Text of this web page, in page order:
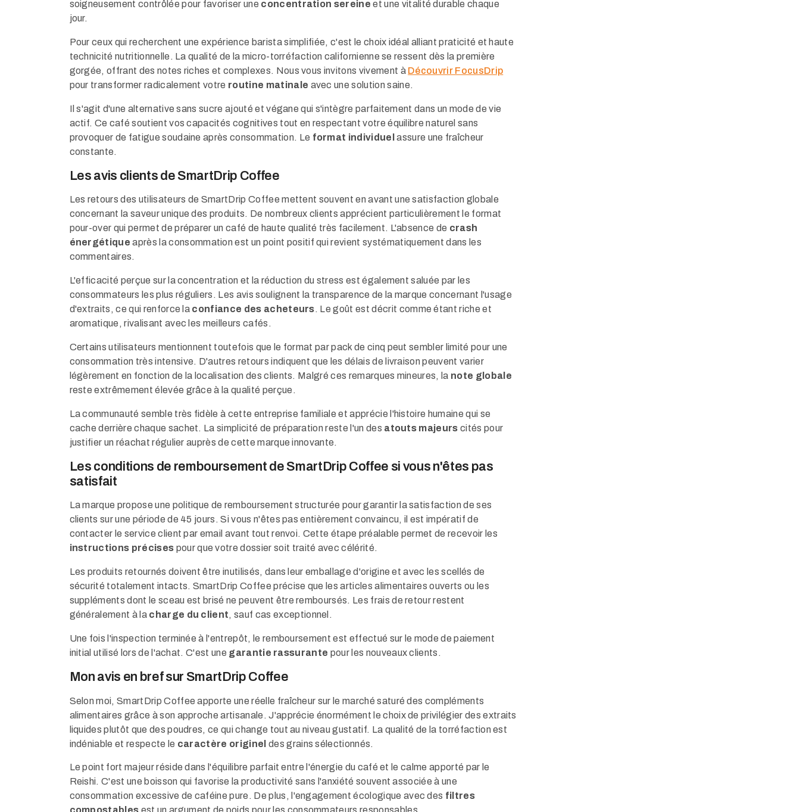
soigneusement contrôlée pour favoriser une concentration sereine et une vitalité durable chaque
jour.
Pour ceux qui recherchent une expérience barista simplifiée, c'est le choix idéal alliant praticité et haute
technicité nutritionnelle. La qualité de la micro-torréfaction californienne se ressent dès la première
gorgée, offrant des notes riches et complexes. Nous vous invitons vivement à Découvrir FocusDrip
pour transformer radicalement votre routine matinale avec une solution saine.
Il s'agit d'une alternative sans sucre ajouté et végane qui s'intègre parfaitement dans un mode de vie
actif. Ce café soutient vos capacités cognitives tout en respectant votre équilibre naturel sans
provoquer de fatigue soudaine après consommation. Le format individuel assure une fraîcheur
constante.
Les avis clients de SmartDrip Coffee
Les retours des utilisateurs de SmartDrip Coffee mettent souvent en avant une satisfaction globale
concernant la saveur unique des produits. De nombreux clients apprécient particulièrement le format
pour-over qui permet de préparer un café de haute qualité très facilement. L'absence de crash
énergétique après la consommation est un point positif qui revient systématiquement dans les
commentaires.
L'efficacité perçue sur la concentration et la réduction du stress est également saluée par les
consommateurs les plus réguliers. Les avis soulignent la transparence de la marque concernant l'usage
d'extraits, ce qui renforce la confiance des acheteurs. Le goût est décrit comme étant riche et
aromatique, rivalisant avec les meilleurs cafés.
Certains utilisateurs mentionnent toutefois que le format par pack de cinq peut sembler limité pour une
consommation très intensive. D'autres retours indiquent que les délais de livraison peuvent varier
légèrement en fonction de la localisation des clients. Malgré ces remarques mineures, la note globale
reste extrêmement élevée grâce à la qualité perçue.
La communauté semble très fidèle à cette entreprise familiale et apprécie l'histoire humaine qui se
cache derrière chaque sachet. La simplicité de préparation reste l'un des atouts majeurs cités pour
justifier un réachat régulier auprès de cette marque innovante.
Les conditions de remboursement de SmartDrip Coffee si vous n'êtes pas
satisfait
La marque propose une politique de remboursement structurée pour garantir la satisfaction de ses
clients sur une période de 45 jours. Si vous n'êtes pas entièrement convaincu, il est impératif de
contacter le service client par email avant tout renvoi. Cette étape préalable permet de recevoir les
instructions précises pour que votre dossier soit traité avec célérité.
Les produits retournés doivent être inutilisés, dans leur emballage d'origine et avec les scellés de
sécurité totalement intacts. SmartDrip Coffee précise que les articles alimentaires ouverts ou les
suppléments dont le sceau est brisé ne peuvent être remboursés. Les frais de retour restent
généralement à la charge du client, sauf cas exceptionnel.
Une fois l'inspection terminée à l'entrepôt, le remboursement est effectué sur le mode de paiement
initial utilisé lors de l'achat. C'est une garantie rassurante pour les nouveaux clients.
Mon avis en bref sur SmartDrip Coffee
Selon moi, SmartDrip Coffee apporte une réelle fraîcheur sur le marché saturé des compléments
alimentaires grâce à son approche artisanale. J'apprécie énormément le choix de privilégier des extraits
liquides plutôt que des poudres, ce qui change tout au niveau gustatif. La qualité de la torréfaction est
indéniable et respecte le caractère originel des grains sélectionnés.
Le point fort majeur réside dans l'équilibre parfait entre l'énergie du café et le calme apporté par le
Reishi. C'est une boisson qui favorise la productivité sans l'anxiété souvent associée à une
consommation excessive de caféine pure. De plus, l'engagement écologique avec des filtres